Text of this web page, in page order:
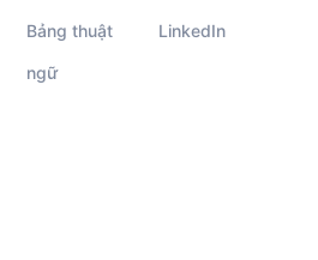
Bảng thuật
ngữ
LinkedIn